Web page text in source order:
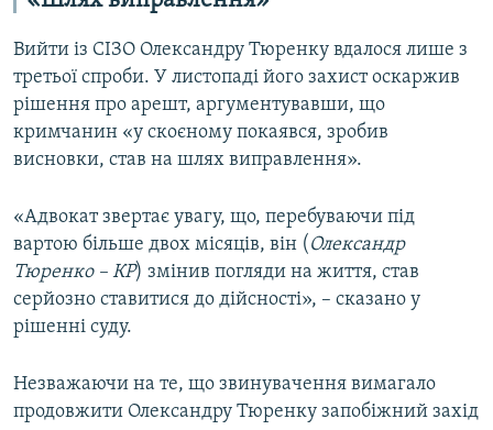
Вийти із СІЗО Олександру Тюренку вдалося лише з
третьої спроби. У листопаді його захист оскаржив
рішення про арешт, аргументувавши, що
кримчанин «у скоєному покаявся, зробив
висновки, став на шлях виправлення».
«Адвокат звертає увагу, що, перебуваючи під
вартою більше двох місяців, він ( Олександр
Тюренко – КР) змінив погляди на життя, став
серйозно ставитися до дійсності», – сказано у
рішенні суду.
Незважаючи на те, що звинувачення вимагало
продовжити Олександру Тюренку запобіжний захід